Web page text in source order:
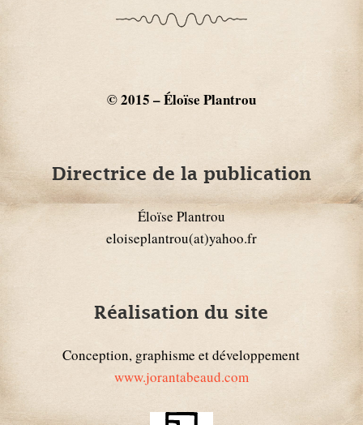
© 2015 – Éloïse Plantrou
Directrice de la publication
Éloïse Plantrou
eloiseplantrou(at)yahoo.fr
Réalisation du site
Conception, graphisme et développement
www.jorantabeaud.com